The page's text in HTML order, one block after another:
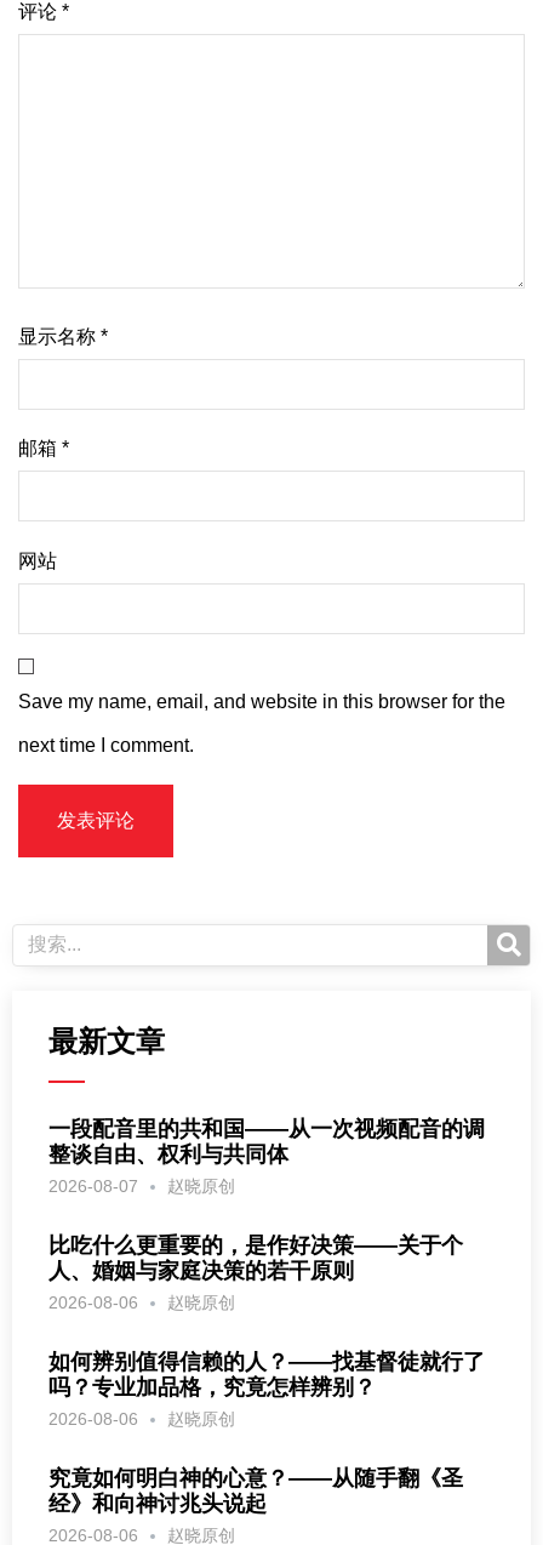
评论 *
显示名称 *
邮箱 *
网站
Save my name, email, and website in this browser for the
next time I comment.
最新文章
一段配音里的共和国——从一次视频配音的调
整谈自由、权利与共同体
2026-08-07 赵晓原创
比吃什么更重要的，是作好决策——关于个
人、婚姻与家庭决策的若干原则
2026-08-06 赵晓原创
如何辨别值得信赖的人？——找基督徒就行了
吗？专业加品格，究竟怎样辨别？
2026-08-06 赵晓原创
究竟如何明白神的心意？——从随手翻《圣
经》和向神讨兆头说起
2026-08-06 赵晓原创